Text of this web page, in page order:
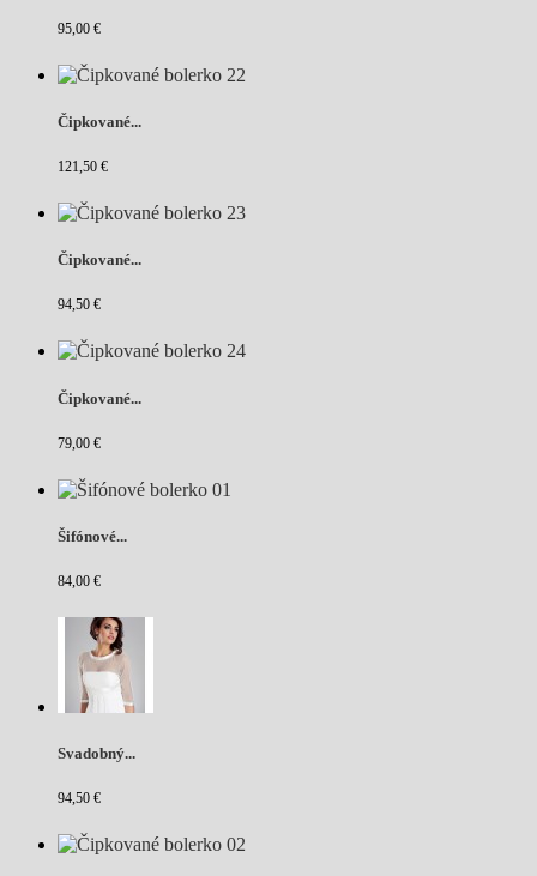
95,00 €
Čipkované...
121,50 €
Čipkované...
94,50 €
Čipkované...
79,00 €
Šifónové...
84,00 €
Svadobný...
94,50 €